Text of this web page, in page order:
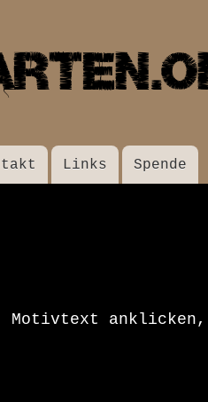
Links Spende